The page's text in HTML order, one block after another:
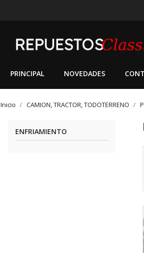
PRINCIPAL NOVEDADES
Inicio CAMION, TRACTOR, TODOTERRENO
ENFRIAMIENTO